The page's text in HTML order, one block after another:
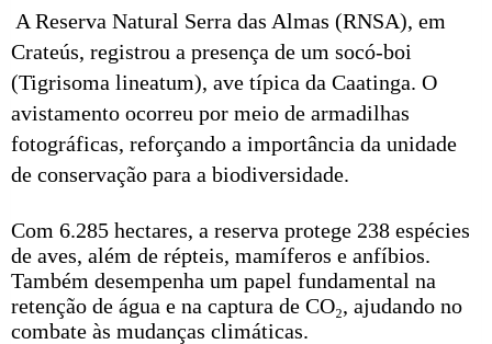
A Reserva Natural Serra das Almas (RNSA), em
Crateús, registrou a presença de um socó-boi
(Tigrisoma lineatum), ave típica da Caatinga. O
avistamento ocorreu por meio de armadilhas
fotográficas, reforçando a importância da unidade
de conservação para a biodiversidade.
Com 6.285 hectares, a reserva protege 238 espécies
de aves, além de répteis, mamíferos e anfíbios.
Também desempenha um papel fundamental na
retenção de água e na captura de CO₂, ajudando no
combate às mudanças climáticas.